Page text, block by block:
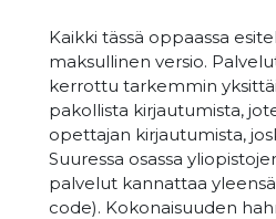
Kaikki tässä oppaassa
maksullinen versio.
kerrottu tarkemmin
pakollista kirjautumista,
opettajan kirjautumista,
Suuressa osassa
palvelut kannattaa
code). Kokonaisuuden